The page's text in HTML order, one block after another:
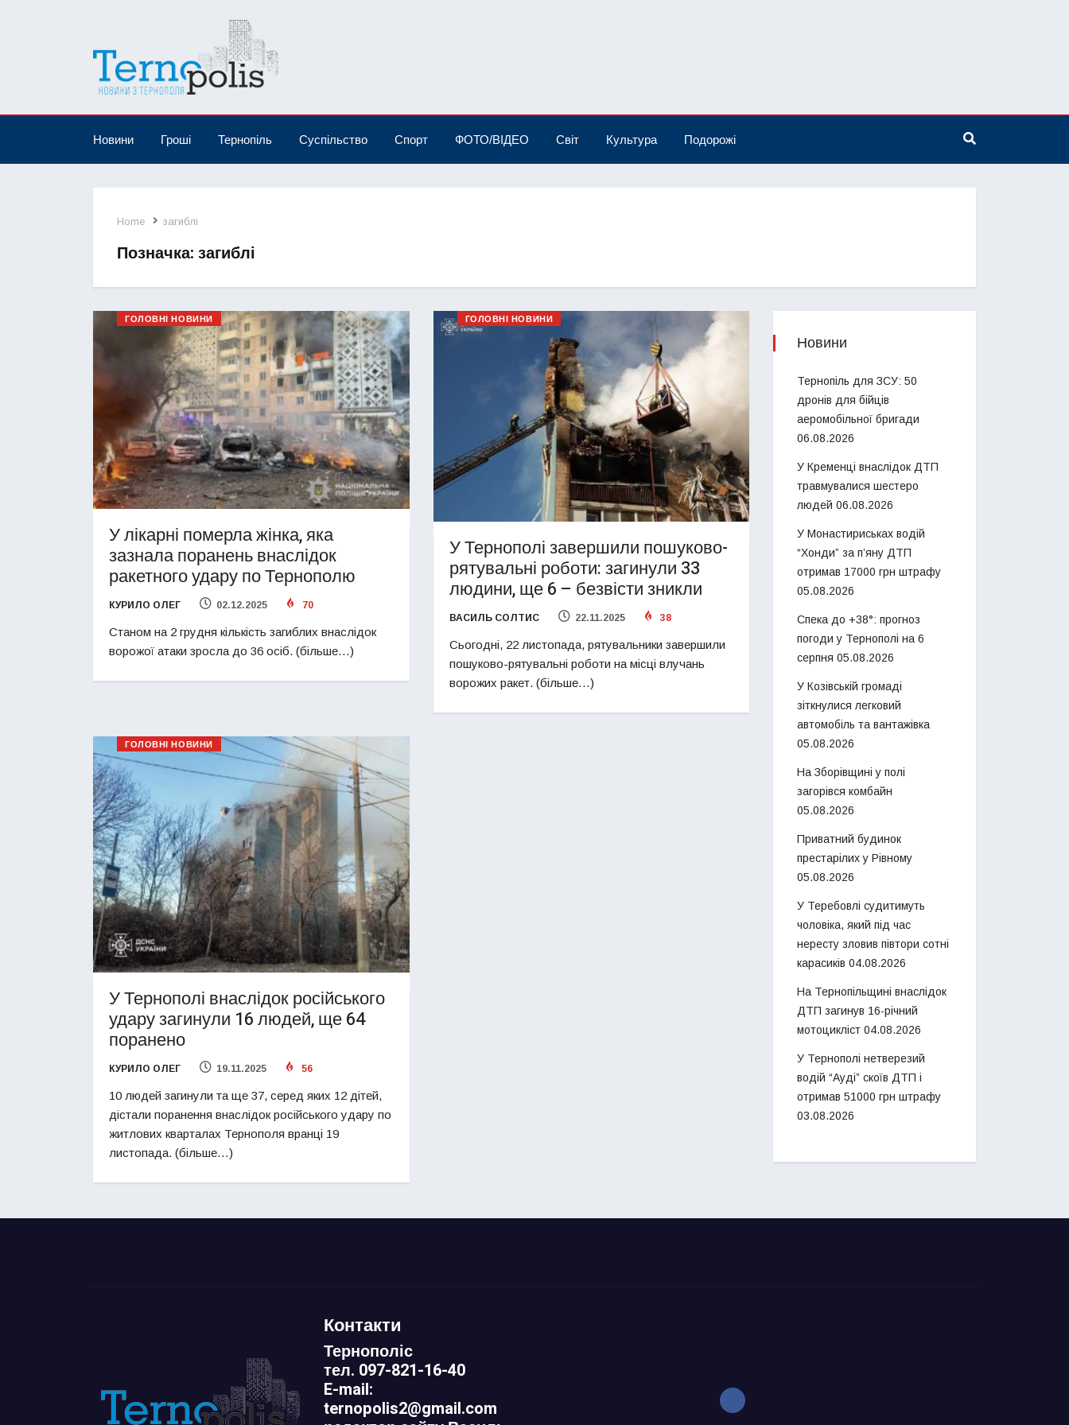
Новини Гроші Тернопіль Суспільство Спорт ФОТО/ВІДЕО Світ Культура Подорожі
Home загиблі
Позначка: загиблі
ГОЛОВНІ НОВИНИ
У лікарні померла жінка, яка
зазнала поранень внаслідок
ракетного удару по Тернополю
КУРИЛО ОЛЕГ 02.12.2025 70
Станом на 2 грудня кількість загиблих внаслідок
ворожої атаки зросла до 36 осіб. (більше…)
ГОЛОВНІ НОВИНИ
У Тернополі завершили пошуково-
рятувальні роботи: загинули 33
людини, ще 6 – безвісти зникли
ВАСИЛЬ СОЛТИС 22.11.2025 38
Сьогодні, 22 листопада, рятувальники завершили
пошуково-рятувальні роботи на місці влучань
ворожих ракет. (більше…)
ГОЛОВНІ НОВИНИ
У Тернополі внаслідок російського
удару загинули 16 людей, ще 64
поранено
КУРИЛО ОЛЕГ 19.11.2025 56
10 людей загинули та ще 37, серед яких 12 дітей,
дістали поранення внаслідок російського удару по
житлових кварталах Тернополя вранці 19
листопада. (більше…)
Новини
Тернопіль для ЗСУ: 50
дронів для бійців
аеромобільної бригади
06.08.2026
У Кременці внаслідок ДТП
травмувалися шестеро
людей 06.08.2026
У Монастириськах водій
“Хонди” за п’яну ДТП
отримав 17000 грн штрафу
05.08.2026
Спека до +38°: прогноз
погоди у Тернополі на 6
серпня 05.08.2026
У Козівській громаді
зіткнулися легковий
автомобіль та вантажівка
05.08.2026
На Зборівщині у полі
загорівся комбайн
05.08.2026
Приватний будинок
престарілих у Рівному
05.08.2026
У Теребовлі судитимуть
чоловіка, який під час
нересту зловив півтори сотні
карасиків 04.08.2026
На Тернопільщині внаслідок
ДТП загинув 16-річний
мотоцикліст 04.08.2026
У Тернополі нетверезий
водій “Ауді” скоїв ДТП і
отримав 51000 грн штрафу
03.08.2026
Контакти
Тернополіс
тел. 097-821-16-40
E-mail:
ternopolis2@gmail.com